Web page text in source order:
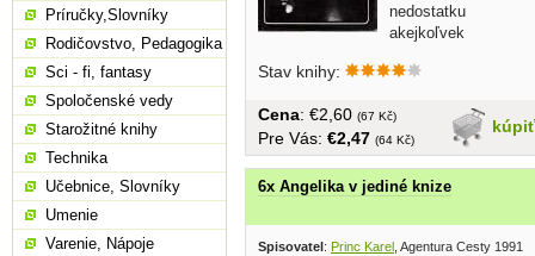
nedostatku
akejkoľvek
Stav knihy:
kúpiť
Cena: €2,60 (67 Kč)
Pre Vás: €2,47 (64 Kč)
6x Angelika v jediné knize
Spisovatel : Princ Karel , Agentura Cesty 1991
Príručky,Slovníky
Rodičovstvo, Pedagogika
Sci - fi, fantasy
Spoločenské vedy
Starožitné knihy
Technika
Učebnice, Slovníky
Umenie
Varenie, Nápoje